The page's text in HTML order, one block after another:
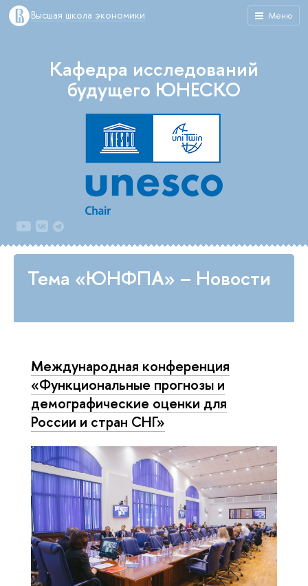
Меню
Высшая школа экономики
Кафедра исследований
будущего ЮНЕСКО
Тема «ЮНФПА» – Новости
Международная конференция
«Функциональные прогнозы и
демографические оценки для
России и стран СНГ»